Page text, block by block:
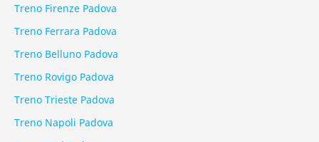
Treno Firenze Padova
Treno Ferrara Padova
Treno Belluno Padova
Treno Rovigo Padova
Treno Trieste Padova
Treno Napoli Padova